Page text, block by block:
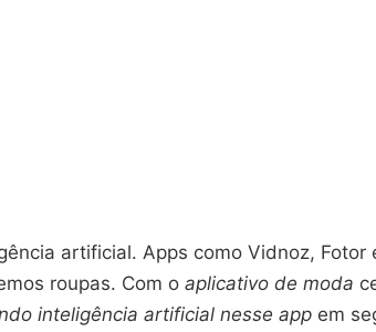
artificial. Apps como Vidnoz, Fotor
roupas. Com o aplicativo de moda
inteligência artificial nesse app em